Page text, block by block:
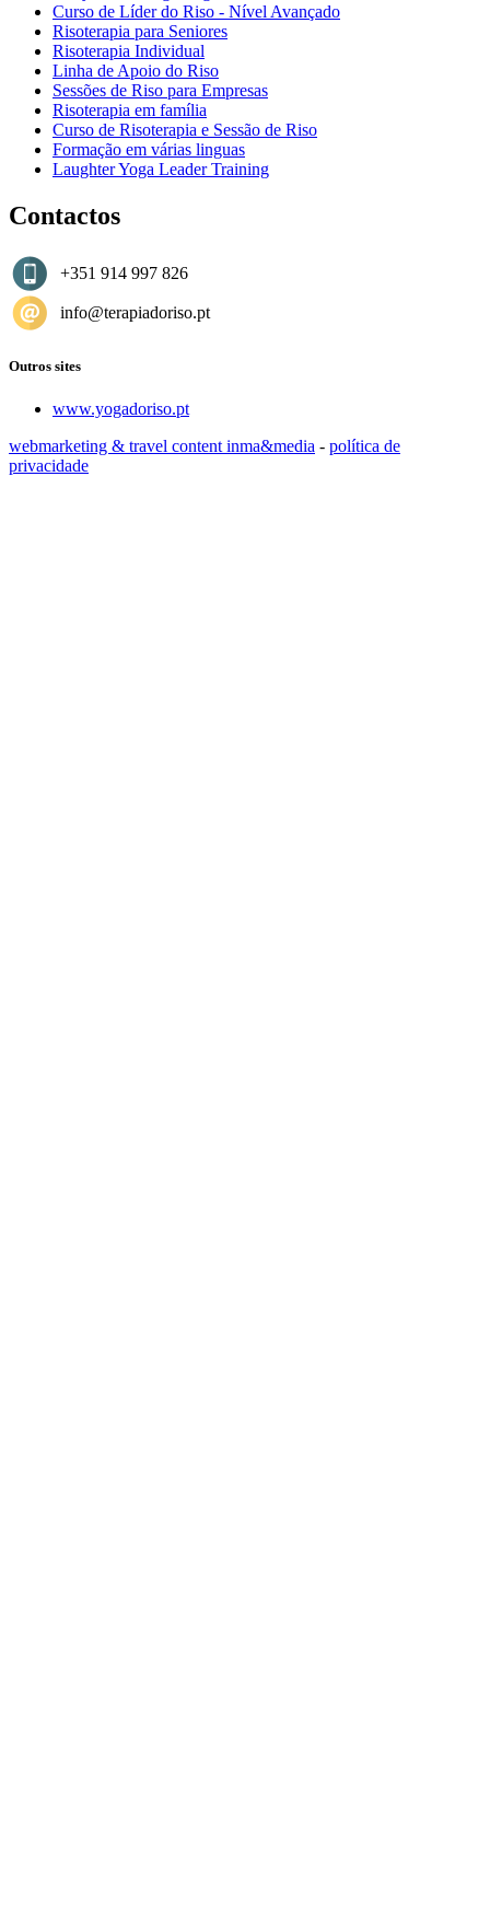
Curso de Líder do Riso - Nível Avançado
Risoterapia para Seniores
Risoterapia Individual
Linha de Apoio do Riso
Sessões de Riso para Empresas
Risoterapia em família
Curso de Risoterapia e Sessão de Riso
Formação em várias linguas
Laughter Yoga Leader Training
Contactos
+351 914 997 826
info@terapiadoriso.pt
Outros sites
www.yogadoriso.pt
webmarketing & travel content inma&media - política de
privacidade